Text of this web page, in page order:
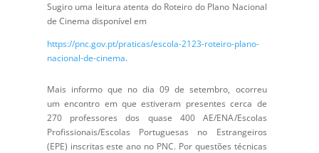
Sugiro uma leitura atenta do Roteiro do Plano Nacional
de Cinema disponível em
https://pnc.gov.pt/praticas/escola-2123-roteiro-plano-
nacional-de-cinema.
Mais informo que no dia 09 de setembro, ocorreu
um encontro em que estiveram presentes cerca de
270 professores dos quase 400 AE/ENA/Escolas
Profissionais/Escolas Portuguesas no Estrangeiros
(EPE) inscritas este ano no PNC. Por questões técnicas